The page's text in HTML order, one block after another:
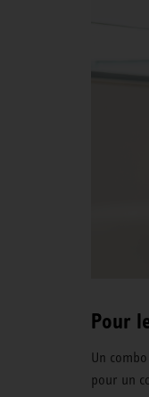
Pour
Un
pour un